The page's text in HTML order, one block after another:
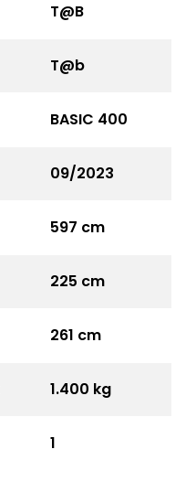
T@B
T@b
BASIC 400
09/2023
597 cm
225 cm
261 cm
1.400 kg
1